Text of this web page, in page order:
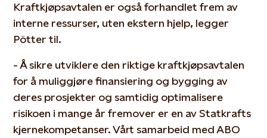
Kraftkjøpsavtalen er også forhandlet frem av
interne ressurser, uten ekstern hjelp, legger
Pötter til.
- Å sikre utviklere den riktige kraftkjøpsavtalen
for å muliggjøre finansiering og bygging av
deres prosjekter og samtidig optimalisere
risikoen i mange år fremover er en av Statkrafts
kjernekompetanser. Vårt samarbeid med ABO